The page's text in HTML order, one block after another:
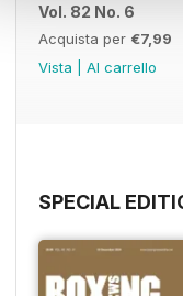
Vol. 82 No. 6
Acquista per €7,99
Vista
Al carrello
SPECIAL